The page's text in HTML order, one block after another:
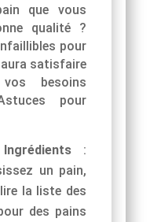
que vous
qualité ?
pour
satisfaire
besoins
pour
Ingrédients :
un pain,
la liste des
des pains